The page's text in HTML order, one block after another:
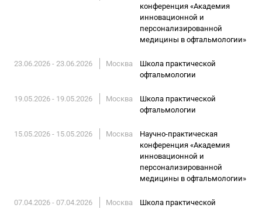
конференция «Академия
инновационной и
персонализированной
медицины в офтальмологии»
23.06.2026 - 23.06.2026 Москва
Школа практической
офтальмологии
19.05.2026 - 19.05.2026 Москва
Школа практической
офтальмологии
15.05.2026 - 15.05.2026 Москва
Научно-практическая
конференция «Академия
инновационной и
персонализированной
медицины в офтальмологии»
07.04.2026 - 07.04.2026 Москва
Школа практической